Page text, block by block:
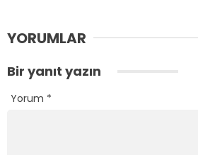
YORUMLAR
Bir yanıt yazın
Yorum *